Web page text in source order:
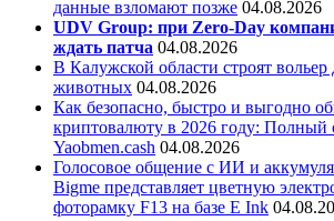
данные взломают позже 04.08.2026
UDV Group: при Zero-Day
ждать патча 04.08.2026
В Калужской области строят
животных 04.08.2026
Как безопасно, быстро и выгодно
криптовалюту в 2026 году: Полный
Yaobmen.cash 04.08.2026
Голосовое общение с ИИ и
Bigme представляет цветную
фоторамку F13 на базе E Ink